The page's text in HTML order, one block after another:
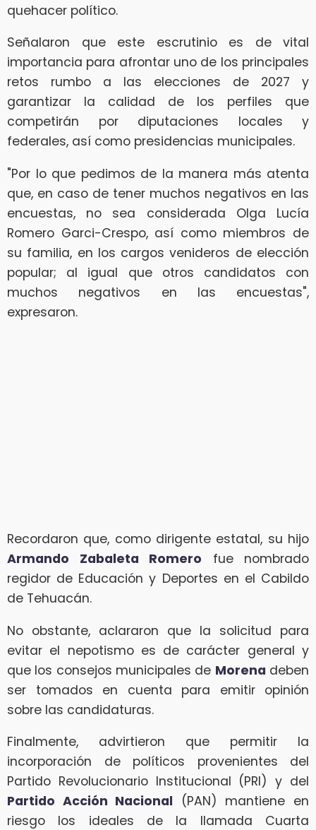
quehacer político.
Señalaron que este escrutinio es de vital
importancia para afrontar uno de los principales
retos rumbo a las elecciones de 2027 y
garantizar la calidad de los perfiles que
competirán por diputaciones locales y
federales, así como presidencias municipales.
"Por lo que pedimos de la manera más atenta
que, en caso de tener muchos negativos en las
encuestas, no sea considerada Olga Lucía
Romero Garci-Crespo, así como miembros de
su familia, en los cargos venideros de elección
popular; al igual que otros candidatos con
muchos negativos en las encuestas",
expresaron.
Recordaron que, como dirigente estatal, su hijo
Armando Zabaleta Romero fue nombrado
regidor de Educación y Deportes en el Cabildo
de Tehuacán.
No obstante, aclararon que la solicitud para
evitar el nepotismo es de carácter general y
que los consejos municipales de Morena deben
ser tomados en cuenta para emitir opinión
sobre las candidaturas.
Finalmente, advirtieron que permitir la
incorporación de políticos provenientes del
Partido Revolucionario Institucional (PRI) y del
Partido Acción Nacional (PAN) mantiene en
riesgo los ideales de la llamada Cuarta